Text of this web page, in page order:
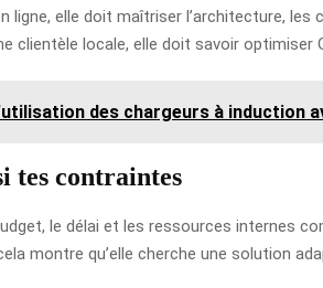
ligne, elle doit maîtriser l’architecture,
clientèle locale, elle doit savoir optimiser
des chargeurs à induction
tes contraintes
le délai et les ressources internes
montre qu’elle cherche une solution